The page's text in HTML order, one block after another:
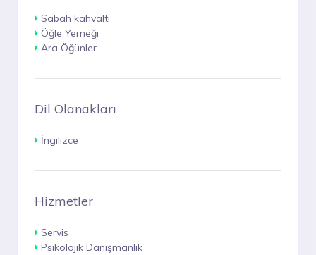
Sabah kahvaltı
Öğle Yemeği
Ara Öğünler
Dil Olanakları
İngilizce
Hizmetler
Servis
Psikolojik Danışmanlık